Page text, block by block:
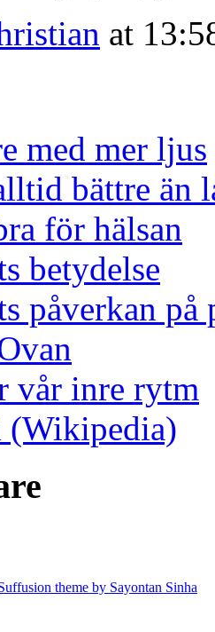
at
med mer ljus
bättre än
för hälsan
betydelse
påverkan på
vår inre rytm
(Wikipedia)
theme by Sayontan Sinha